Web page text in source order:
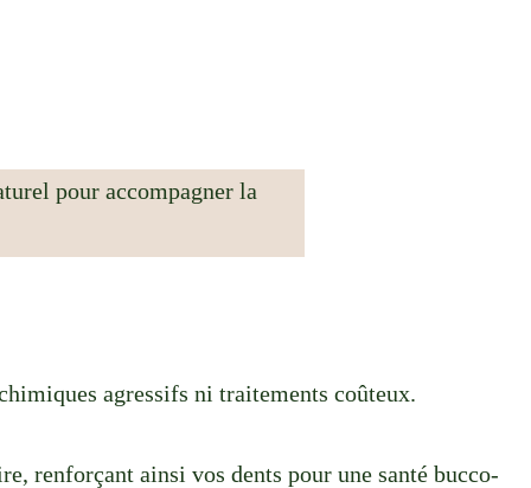
agressifs ni traitements coûteux.
renforçant ainsi vos dents pour une santé bucco-